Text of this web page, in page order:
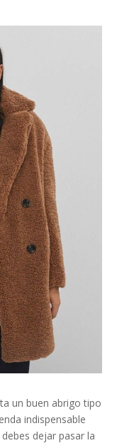
un buen abrigo tipo
indispensable
dejar pasar la